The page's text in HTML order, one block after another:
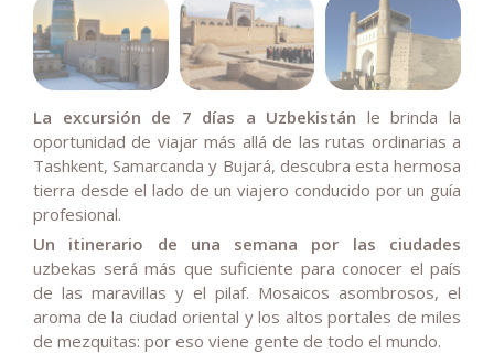
La excursión de 7 días a Uzbekistán le brinda la
oportunidad de viajar más allá de las rutas ordinarias a
Tashkent, Samarcanda y Bujará, descubra esta hermosa
tierra desde el lado de un viajero conducido por un guía
profesional.
Un itinerario de una semana por las ciudades
uzbekas será más que suficiente para conocer el país
de las maravillas y el pilaf. Mosaicos asombrosos, el
aroma de la ciudad oriental y los altos portales de miles
de mezquitas: por eso viene gente de todo el mundo.